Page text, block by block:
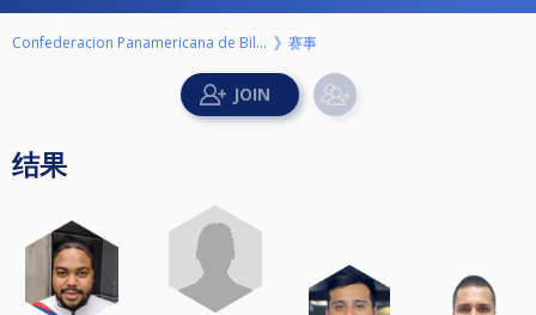
Confederacion Panamericana de Billar 赛事
结果